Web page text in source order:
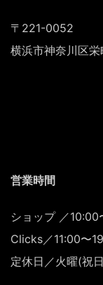
〒221-0052
横浜市神奈川区栄
営業時間
ショップ ／10:00
Clicks／11:00〜
定休日／火曜(祝